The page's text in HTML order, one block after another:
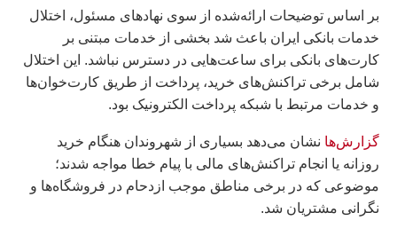
بر اساس توضیحات ارائه‌شده از سوی نهادهای مسئول، اختلال
خدمات بانکی ایران باعث شد بخشی از خدمات مبتنی بر
کارت‌های بانکی برای ساعت‌هایی در دسترس نباشد. این اختلال
شامل برخی تراکنش‌های خرید، پرداخت از طریق کارت‌خوان‌ها
و خدمات مرتبط با شبکه پرداخت الکترونیک بود.
گزارش‌ها نشان می‌دهد بسیاری از شهروندان هنگام خرید
روزانه یا انجام تراکنش‌های مالی با پیام خطا مواجه شدند؛
موضوعی که در برخی مناطق موجب ازدحام در فروشگاه‌ها و
نگرانی مشتریان شد.